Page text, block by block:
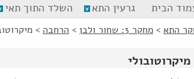
הבית גרעין התא השלד התוך תאי
התא > מחקר 3: שחור ולבן > הרחבה >
מיקרוטובולי